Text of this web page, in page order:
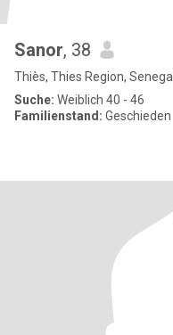
Sanor, 38
Thiès, Thies Region, Senegal
Suche: Weiblich 40 - 46
Familienstand: Geschieden